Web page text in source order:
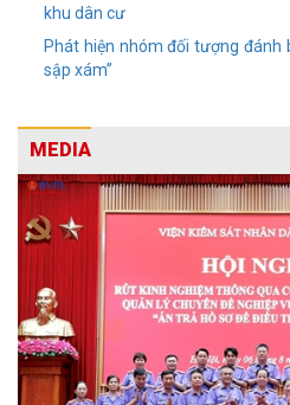
khu dân cư
Phát hiện nhóm đối tượng đánh
sập xám”
MEDIA